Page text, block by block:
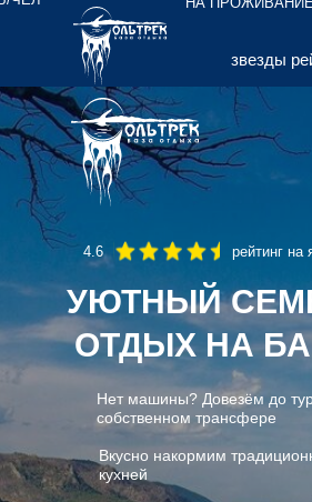
УЮТНЫЙ
ОТДЫХ НА
Вкусно накормим
кухней
Нет машины? Довезём до
собственном трансфере
4.6
звезды
рейтинг на